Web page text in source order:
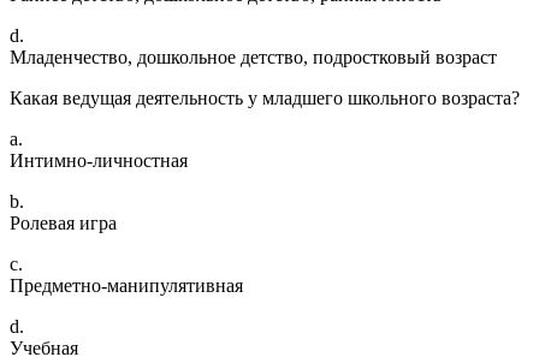
d.
Младенчество, дошкольное детство, подростковый возраст
Какая ведущая деятельность у младшего школьного возраста?
a.
Интимно-личностная
b.
Ролевая игра
c.
Предметно-манипулятивная
d.
Учебная